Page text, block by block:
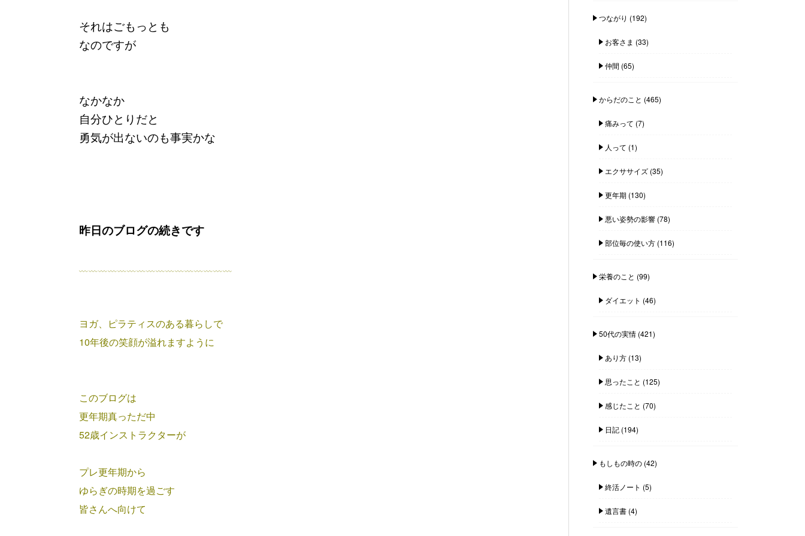
それはごもっとも
なのですが
なかなか
自分ひとりだと
勇気が出ないのも事実かな
昨日のブログの続きです
﹏﹏﹏﹏﹏﹏﹏﹏﹏﹏﹏﹏﹏﹏﹏﹏
ヨガ、ピラティスのある暮らしで
10年後の笑顔が溢れますように
このブログは
更年期真っただ中
52歳インストラクターが
プレ更年期から
ゆらぎの時期を過ごす
皆さんへ向けて
つながり (192)
お客さま (33)
仲間 (65)
からだのこと (465)
痛みって (7)
人って (1)
エクササイズ(35)
更年期 (130)
悪い姿勢の影響(78)
部位毎の使い方(116)
栄養のこと (99)
ダイエット (46)
50代の実情(421)
あり方(13)
思ったこと (125)
感じたこと (70)
日記(194)
もしもの時の(42)
終活ノート (5)
遺言書(4)